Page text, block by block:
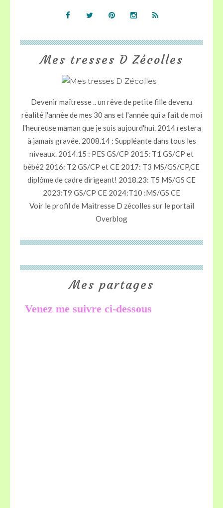
Mes tresses D Zécolles
Devenir maîtresse .. un rêve de petite fille devenu
réalité l'année de mes 30 ans et l'année qui a fait de moi
l'heureuse maman que je suis aujourd'hui. 2014 restera
à jamais gravée. 2008.14 : Suppléante dans tous les
niveaux. 2014.15 : PES GS/CP 2015: T1 GS/CP et
bébé2 2016: T2 GS/CP et CE 2017: T3 MS/GS/CP,CE
diplôme de cadre dirigeant! 2018.23: T5 MS/GS CE
2023:T9 GS/CP CE 2024:T10 :MS/GS CE
Voir le profil de Maitresse D zécolles sur le portail
Overblog
Mes partages
Venez me suivre ci-dessous